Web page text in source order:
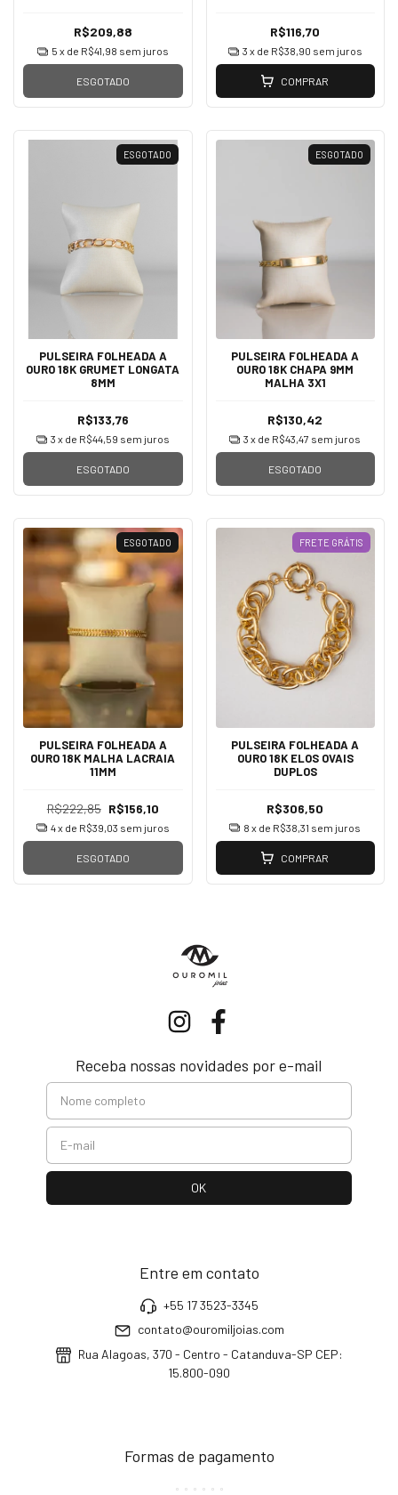
R$209,88
5 x de R$41,98 sem juros
ESGOTADO
R$116,70
3 x de R$38,90 sem juros
COMPRAR
ESGOTADO
PULSEIRA FOLHEADA A
OURO 18K GRUMET LONGATA
8MM
R$133,76
3 x de R$44,59 sem juros
ESGOTADO
ESGOTADO
PULSEIRA FOLHEADA A
OURO 18K CHAPA 9MM
MALHA 3X1
R$130,42
3 x de R$43,47 sem juros
ESGOTADO
ESGOTADO
PULSEIRA FOLHEADA A
OURO 18K MALHA LACRAIA
11MM
R$222,85 R$156,10
4x de R$39,03 sem juros
ESGOTADO
FRETE GRÁTIS
PULSEIRA FOLHEADA A
OURO 18K ELOS OVAIS
DUPLOS
R$306,50
8 x de R$38,31 sem juros
COMPRAR
Receba nossas novidades por e-mail
Entre em contato
+55 17 3523-3345
contato@ouromiljoias.com
Rua Alagoas, 370 - Centro - Catanduva-SP CEP:
15.800-090
Formas de pagamento